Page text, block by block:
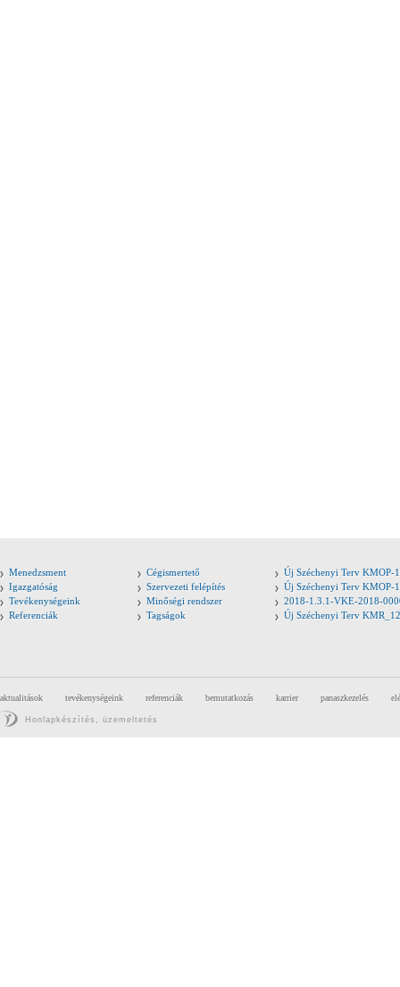
Menedzsment Cégismertető
Új Széchenyi Terv
Igazgatóság
Szervezeti felépítés
Új Széchenyi Terv KMOP-
Tevékenységeink
Minőségi rendszer
2018-1.3.1-VKE-2018-
Referenciák
Tagságok Új Széchenyi Terv
aktualitások tevékenységeink referenciák bemutatkozás karrier panaszkezelés
Honlapkészítés, üzemeltetés